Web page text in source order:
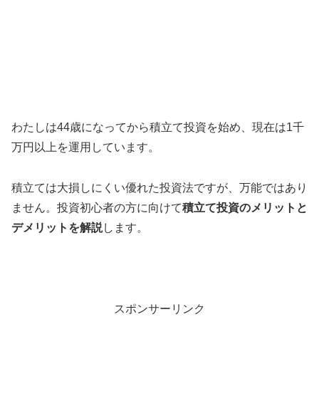
わたしは44歳になってから積立て投資を始め、現在は1千
万円以上を運用しています。
積立ては大損しにくい優れた投資法ですが、万能ではあり
ません。投資初心者の方に向けて積立て投資のメリットと
デメリットを解説します。
スポンサーリンク